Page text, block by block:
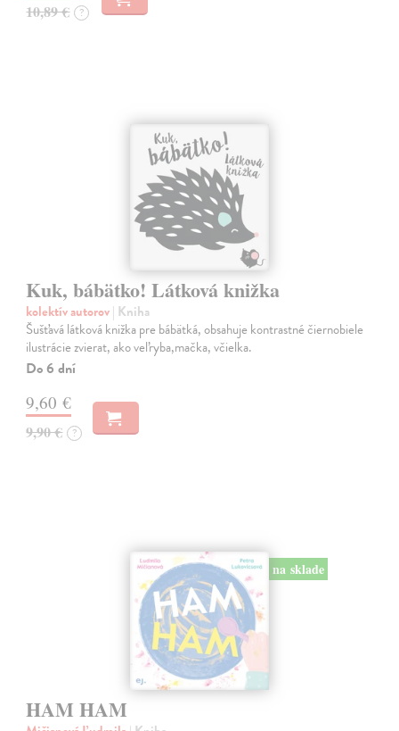
10,89 € ?
Kuk, bábätko! Látková knižka
kolektív autorov| Kniha
Šušťavá látková knižka pre bábätká, obsahuje kontrastné čiernobiele
ilustrácie zvierat, ako veľryba,mačka, včielka.
Do 6 dní
9,60 €
9,90 € ?
na sklade
HAM HAM